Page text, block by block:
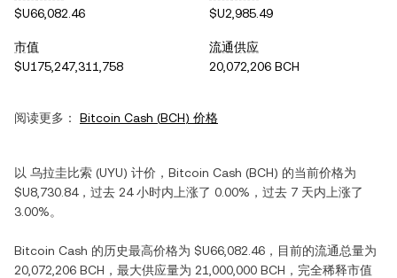
$U66,082.46
$U2,985.49
市值
$U175,247,311,758
流通供应
20,072,206 BCH
阅读更多： Bitcoin Cash (BCH) 价格
以 乌拉圭比索 (UYU) 计价， Bitcoin Cash (BCH) 的当前价格为
$U8,730.84，过去 24 小时内 上涨了 0.00% ，过去 7 天内 上涨了
3.00%。
Bitcoin Cash 的历史最高价格为 $U66,082.46 ，目前的流通总量为
20,072,206 BCH ，最大供应量为 21,000,000 BCH ，完全稀释市值